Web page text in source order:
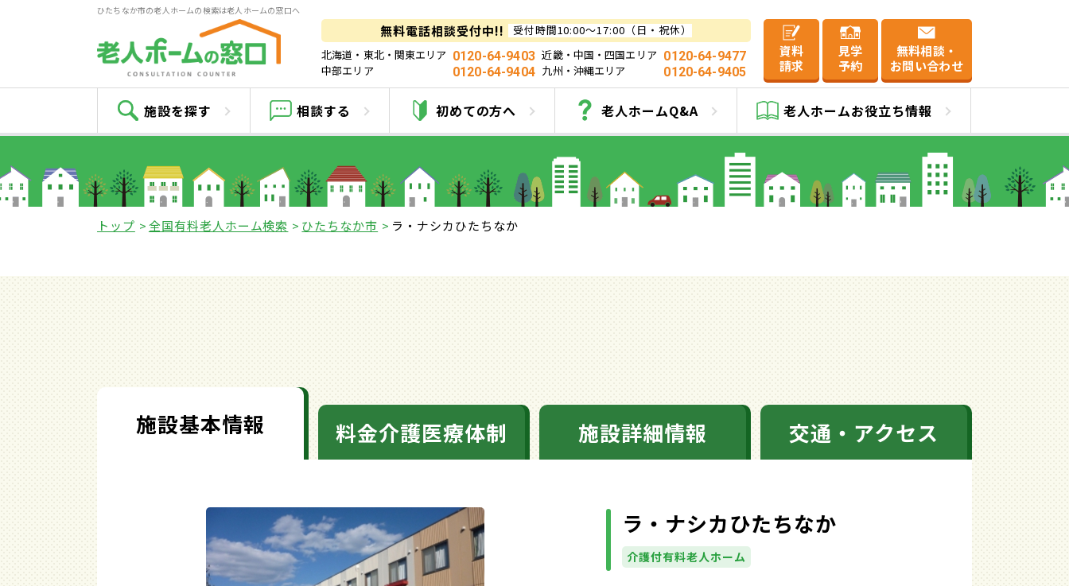
ひたちなか市の老人ホームの検索は老人ホームの窓口へ
無料電話相談受付中!!
受付時間10:00～17:00（日・祝休）
北海道・東北・関東エリア 0120-64-9403 近畿・中国・四国エリア 0120-64-9477
中部エリア
0120-64-9404 九州・沖縄エリア 0120-64-9405
資料
請求
見学
予約
無料相談・
お問い合わせ
施設を探す 相談する 初めての方へ 老人ホームQ&A 老人ホームお役立ち情報
ラ・ナシカひたちなか
トップ 全国有料老人ホーム検索 ひたちなか市 ラ・ナシカひたちなか
施設基本情報 料金介護医療体制 施設詳細情報 交通・アクセス
ラ・ナシカひたちなか
介護付有料老人ホーム